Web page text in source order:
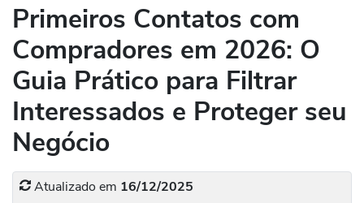
Primeiros Contatos com
Compradores em 2026: O
Guia Prático para Filtrar
Interessados e Proteger seu
Negócio
Atualizado em 16/12/2025